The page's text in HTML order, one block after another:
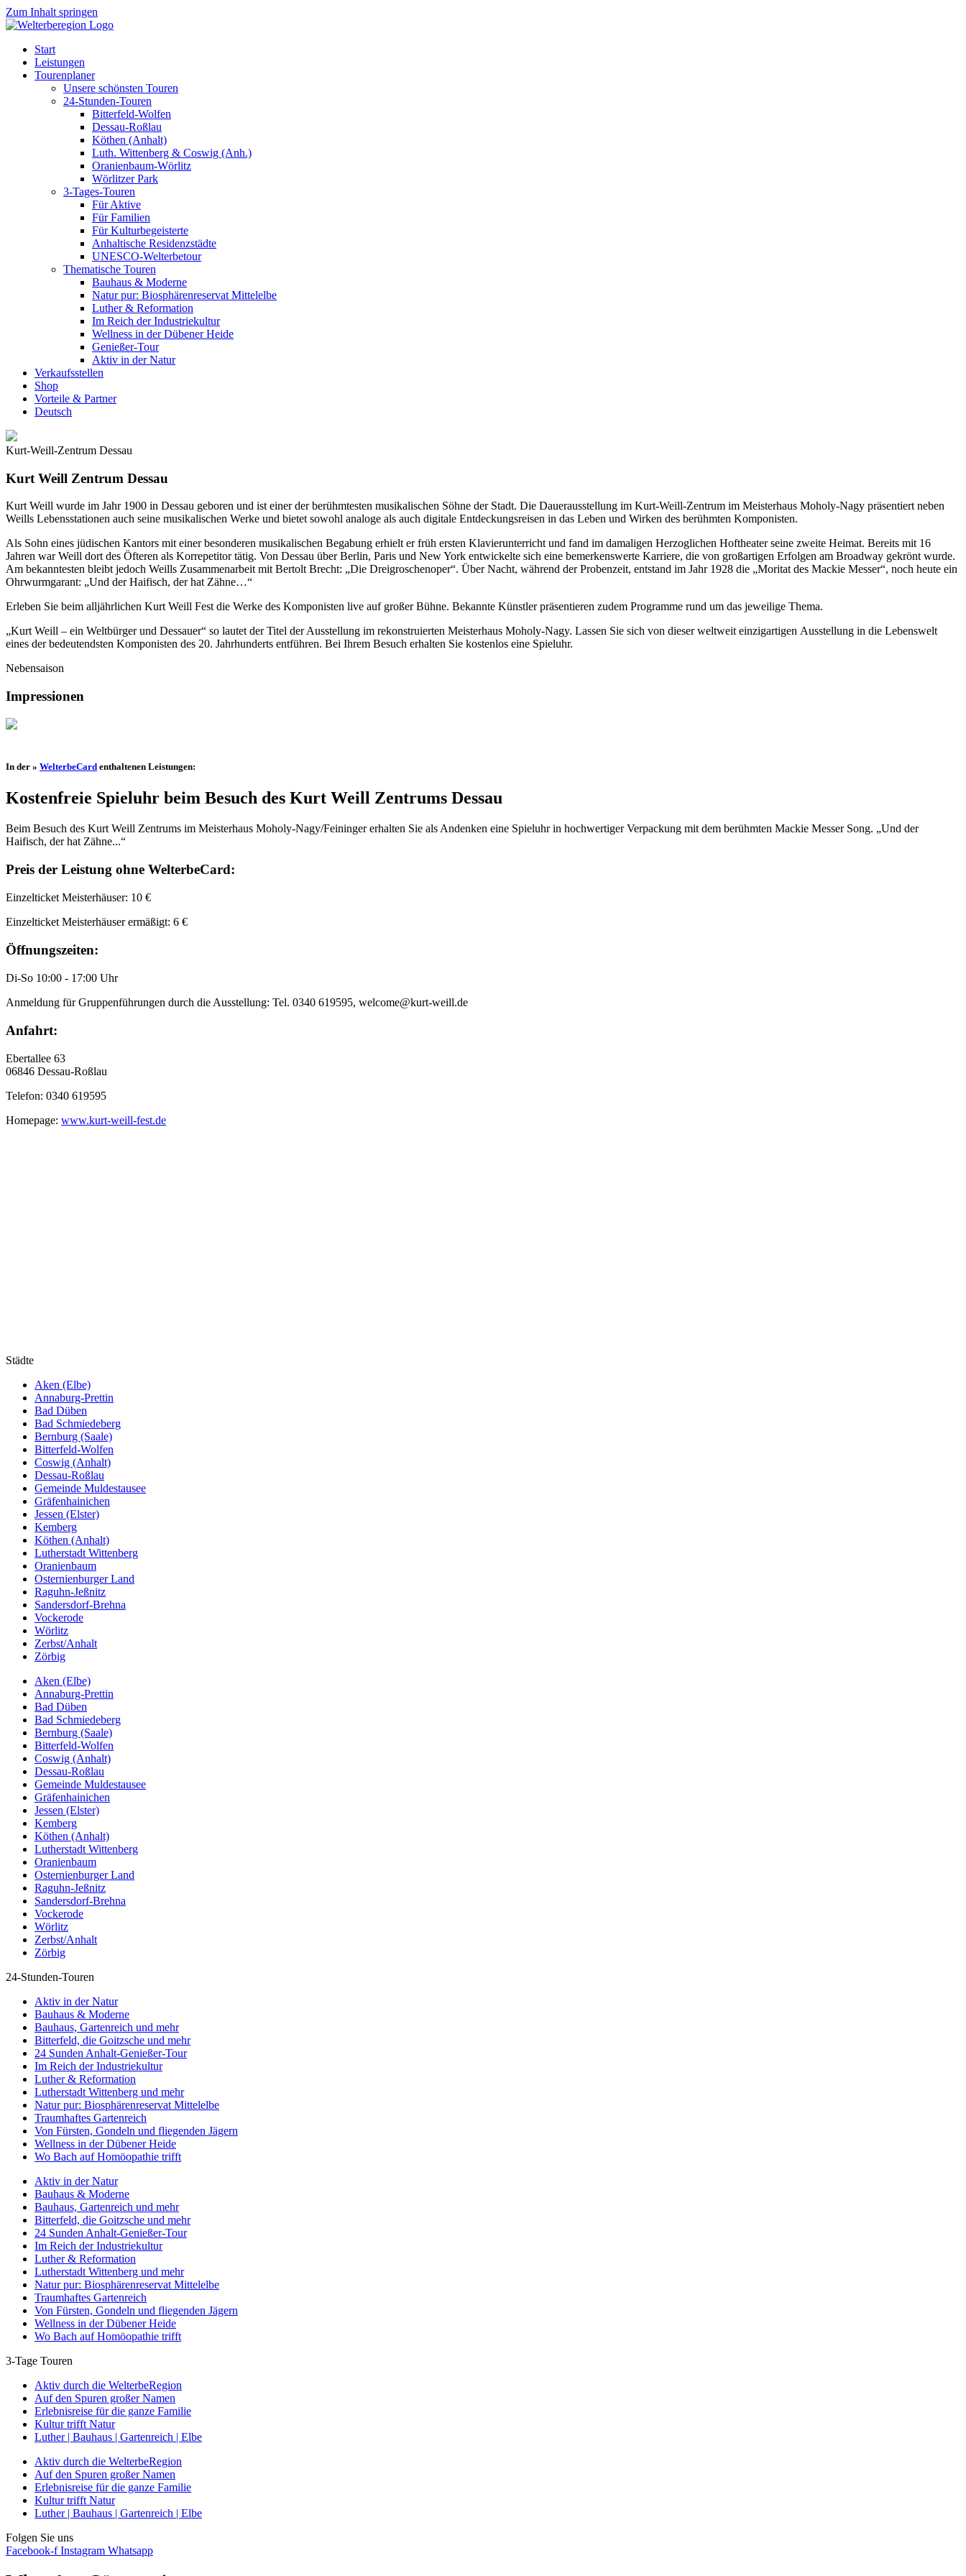
Zum Inhalt springen
Start
Leistungen
Tourenplaner
Unsere schönsten Touren
24-Stunden-Touren
Bitterfeld-Wolfen
Dessau-Roßlau
Köthen (Anhalt)
Luth. Wittenberg & Coswig (Anh.)
Oranienbaum-Wörlitz
Wörlitzer Park
3-Tages-Touren
Für Aktive
Für Familien
Für Kulturbegeisterte
Anhaltische Residenzstädte
UNESCO-Welterbetour
Thematische Touren
Bauhaus & Moderne
Natur pur: Biosphärenreservat Mittelelbe
Luther & Reformation
Im Reich der Industriekultur
Wellness in der Dübener Heide
Genießer-Tour
Aktiv in der Natur
Verkaufsstellen
Shop
Vorteile & Partner
Deutsch
Kurt-Weill-Zentrum Dessau
Kurt Weill Zentrum Dessau
Kurt Weill wurde im Jahr 1900 in Dessau geboren und ist einer der berühmtesten musikalischen Söhne der Stadt. Die Dauerausstellung im Kurt-Weill-Zentrum im Meisterhaus Moholy-Nagy präsentiert neben
Weills Lebensstationen auch seine musikalischen Werke und bietet sowohl analoge als auch digitale Entdeckungsreisen in das Leben und Wirken des berühmten Komponisten.
Als Sohn eines jüdischen Kantors mit einer besonderen musikalischen Begabung erhielt er früh ersten Klavierunterricht und fand im damaligen Herzoglichen Hoftheater seine zweite Heimat. Bereits mit 16
Jahren war Weill dort des Öfteren als Korrepetitor tätig. Von Dessau über Berlin, Paris und New York entwickelte sich eine bemerkenswerte Karriere, die von großartigen Erfolgen am Broadway gekrönt wurde.
Am bekanntesten bleibt jedoch Weills Zusammenarbeit mit Bertolt Brecht: „Die Dreigroschenoper“. Über Nacht, während der Probenzeit, entstand im Jahr 1928 die „Moritat des Mackie Messer“, noch heute ein
Ohrwurmgarant: „Und der Haifisch, der hat Zähne…“
Erleben Sie beim alljährlichen Kurt Weill Fest die Werke des Komponisten live auf großer Bühne. Bekannte Künstler präsentieren zudem Programme rund um das jeweilige Thema.
„Kurt Weill – ein Weltbürger und Dessauer“ so lautet der Titel der Ausstellung im rekonstruierten Meisterhaus Moholy-Nagy. Lassen Sie sich von dieser weltweit einzigartigen Ausstellung in die Lebenswelt
eines der bedeutendsten Komponisten des 20. Jahrhunderts entführen. Bei Ihrem Besuch erhalten Sie kostenlos eine Spieluhr.
Nebensaison
Impressionen
In der » WelterbeCard enthaltenen Leistungen:
Kostenfreie Spieluhr beim Besuch des Kurt Weill Zentrums Dessau
Beim Besuch des Kurt Weill Zentrums im Meisterhaus Moholy-Nagy/Feininger erhalten Sie als Andenken eine Spieluhr in hochwertiger Verpackung mit dem berühmten Mackie Messer Song. „Und der
Haifisch, der hat Zähne...“
Preis der Leistung ohne WelterbeCard:
Einzelticket Meisterhäuser: 10 €
Einzelticket Meisterhäuser ermäßigt: 6 €
Öffnungszeiten:
Di-So 10:00 - 17:00 Uhr
Anmeldung für Gruppenführungen durch die Ausstellung: Tel. 0340 619595, welcome@kurt-weill.de
Anfahrt:
Ebertallee 63
06846 Dessau-Roßlau
Telefon: 0340 619595
Homepage: www.kurt-weill-fest.de
Städte
Aken (Elbe)
Annaburg-Prettin
Bad Düben
Bad Schmiedeberg
Bernburg (Saale)
Bitterfeld-Wolfen
Coswig (Anhalt)
Dessau-Roßlau
Gemeinde Muldestausee
Gräfenhainichen
Jessen (Elster)
Kemberg
Köthen (Anhalt)
Lutherstadt Wittenberg
Oranienbaum
Osternienburger Land
Raguhn-Jeßnitz
Sandersdorf-Brehna
Vockerode
Wörlitz
Zerbst/Anhalt
Zörbig
Aken (Elbe)
Annaburg-Prettin
Bad Düben
Bad Schmiedeberg
Bernburg (Saale)
Bitterfeld-Wolfen
Coswig (Anhalt)
Dessau-Roßlau
Gemeinde Muldestausee
Gräfenhainichen
Jessen (Elster)
Kemberg
Köthen (Anhalt)
Lutherstadt Wittenberg
Oranienbaum
Osternienburger Land
Raguhn-Jeßnitz
Sandersdorf-Brehna
Vockerode
Wörlitz
Zerbst/Anhalt
Zörbig
24-Stunden-Touren
Aktiv in der Natur
Bauhaus & Moderne
Bauhaus, Gartenreich und mehr
Bitterfeld, die Goitzsche und mehr
24 Sunden Anhalt-Genießer-Tour
Im Reich der Industriekultur
Luther & Reformation
Lutherstadt Wittenberg und mehr
Natur pur: Biosphärenreservat Mittelelbe
Traumhaftes Gartenreich
Von Fürsten, Gondeln und fliegenden Jägern
Wellness in der Dübener Heide
Wo Bach auf Homöopathie trifft
Aktiv in der Natur
Bauhaus & Moderne
Bauhaus, Gartenreich und mehr
Bitterfeld, die Goitzsche und mehr
24 Sunden Anhalt-Genießer-Tour
Im Reich der Industriekultur
Luther & Reformation
Lutherstadt Wittenberg und mehr
Natur pur: Biosphärenreservat Mittelelbe
Traumhaftes Gartenreich
Von Fürsten, Gondeln und fliegenden Jägern
Wellness in der Dübener Heide
Wo Bach auf Homöopathie trifft
3-Tage Touren
Aktiv durch die WelterbeRegion
Auf den Spuren großer Namen
Erlebnisreise für die ganze Familie
Kultur trifft Natur
Luther | Bauhaus | Gartenreich | Elbe
Aktiv durch die WelterbeRegion
Auf den Spuren großer Namen
Erlebnisreise für die ganze Familie
Kultur trifft Natur
Luther | Bauhaus | Gartenreich | Elbe
Folgen Sie uns
Facebook-f Instagram Whatsapp